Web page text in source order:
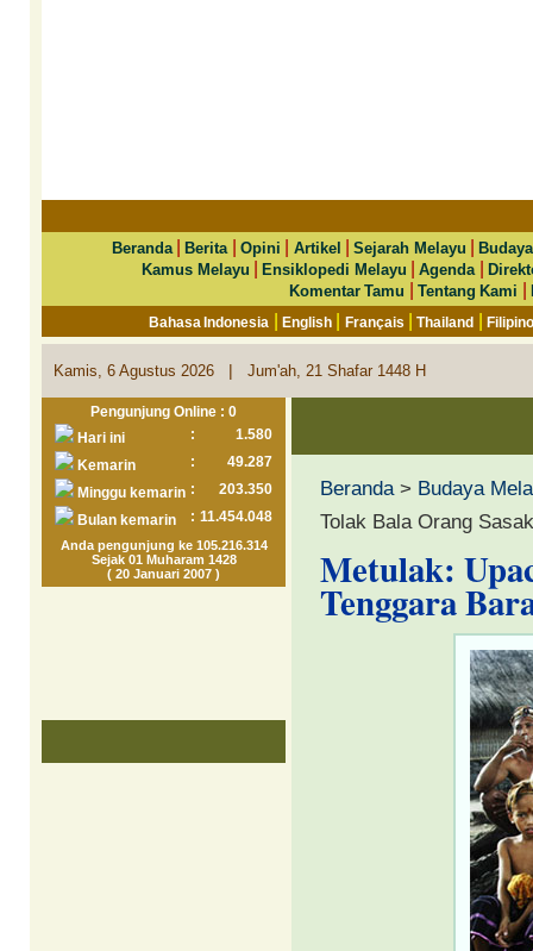
Beranda|Berita Opini Artikel |Sejarah Melayu |
Kamus Melayu
|Ensiklopedi Melayu |Agenda |
Komentar Tamu
|Tentang Kami |
Bahasa Indonesia |English Français |Thailand |
Kamis, 6 Agustus 2026 | Jum'ah, 21 Shafar 1448 H
Pengunjung Online : 0
Hari ini
:
1.580
Kemarin
:
49.287
Minggu kemarin :
203.350
Bulan kemarin
: 11.454.048
Anda pengunjung ke 105.216.314
Sejak 01 Muharam 1428
( 20 Januari 2007 )
Beranda> Budaya
Tolak Bala Orang
Metulak:
Tenggara